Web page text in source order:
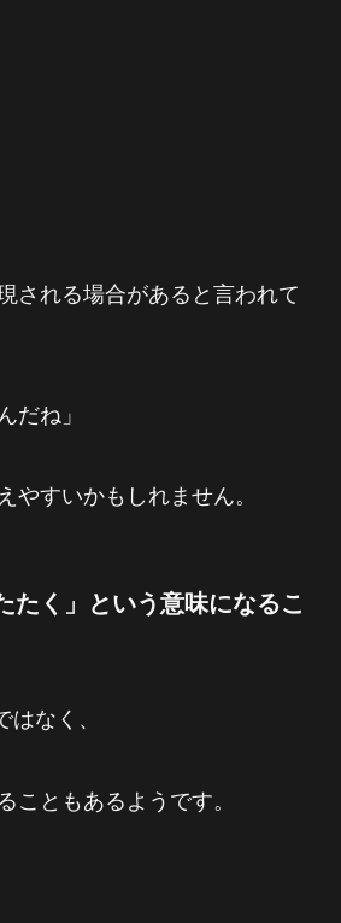
される場合があると言われて
だね」
やすいかもしれません。
たく」という意味になるこ
なく、
こともあるようです。